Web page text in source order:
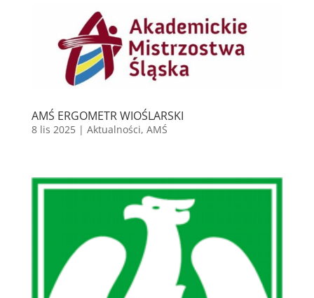
AMŚ ERGOMETR WIOŚLARSKI
8 lis 2025| Aktualności, AMŚ